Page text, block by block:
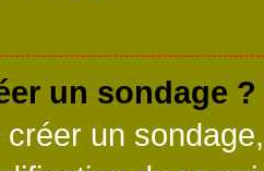
un sondage ?
un